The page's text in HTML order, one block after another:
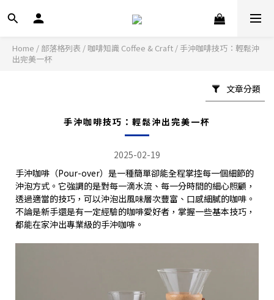
Home / 部落格列表 / 咖啡知識 Coffee & Craft /手沖咖啡技巧：輕鬆沖
出完美一杯
文章分類
手沖咖啡技巧：輕鬆沖出完美一杯
2025-02-19
手沖咖啡（Pour-over）是一種簡單卻能全程掌控每一個細節的
沖泡方式。它強調的是對每一滴水流、每一分時間的細心照顧，
透過適當的技巧，可以沖泡出風味層次豐富、口感細膩的咖啡。
不論是新手還是有一定經驗的咖啡愛好者，掌握一些基本技巧，
都能在家沖出專業級的手沖咖啡。